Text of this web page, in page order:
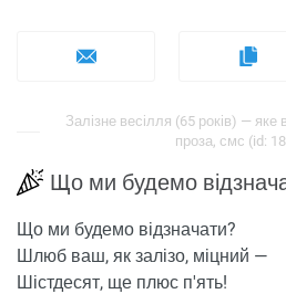
Залізне весілля (65 років) — яке
проза, смс (id:
Що ми будемо
Що ми будемо відзначати?
Шлюб ваш, як залізо, міцний —
Шістдесят, ще плюс п'ять!